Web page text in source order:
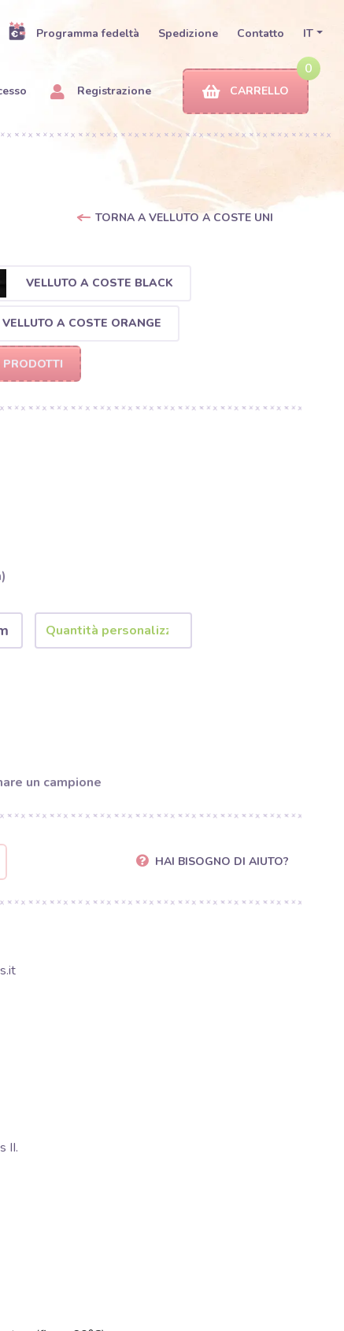
Programma fedeltà Spedizione Contatto IT
Registrazione
0
CARRELLO
TORNA A VELLUTO A COSTE UNI
VELLUTO A COSTE BLACK
VELLUTO A COSTE ORANGE
PRODOTTI
un campione
HAI BISOGNO DI AIUTO?
II.